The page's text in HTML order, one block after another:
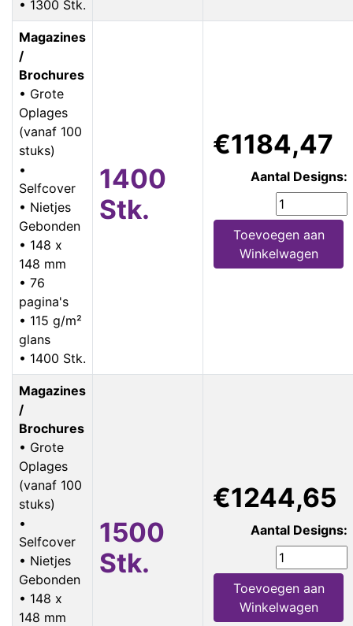
• 1300 Stk.
Magazines
/
Brochures
• Grote
Oplages
(vanaf 100
stuks)
•
Selfcover
• Nietjes
Gebonden
• 148 x
148 mm
• 76
pagina's
• 115 g/m²
glans
• 1400 Stk.
1400
Stk.
€1184,47
Aantal Designs:
Toevoegen aan
Winkelwagen
Magazines
/
Brochures
• Grote
Oplages
(vanaf 100
stuks)
•
Selfcover
• Nietjes
Gebonden
• 148 x
148 mm
1500
Stk.
€1244,65
Aantal Designs:
Toevoegen aan
Winkelwagen